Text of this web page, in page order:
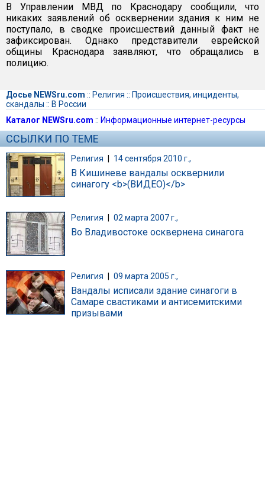
В Управлении МВД по Краснодару сообщили, что
никаких заявлений об осквернении здания к ним не
поступало, в сводке происшествий данный факт не
зафиксирован. Однако представители еврейской
общины Краснодара заявляют, что обращались в
полицию.
Досье NEWSru.com :: Религия :: Происшествия, инциденты,
скандалы :: В России
Каталог NEWSru.com :: Информационные интернет-ресурсы
ССЫЛКИ ПО ТЕМЕ
Религия | 14 сентября 2010 г.,
В Кишиневе вандалы осквернили
синагогу <b>(ВИДЕО)</b>
Религия 02 марта 2007 г.,
Во Владивостоке осквернена синагога
Религия 09 марта 2005 г.,
Вандалы исписали здание синагоги в
Самаре свастиками и антисемитскими
призывами